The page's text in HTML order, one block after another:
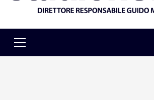
Menu